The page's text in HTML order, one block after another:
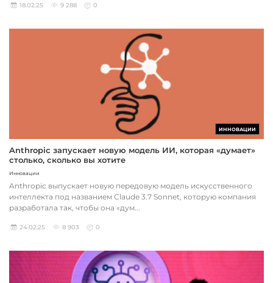
18.02.25 9 288 0
ИННОВАЦИИ
Anthropic запускает новую модель ИИ, которая «думает»
столько, сколько вы хотите
Инновации
Anthropic выпускает новую передовую модель искусственного
интеллекта под названием Claude 3.7 Sonnet, которую компания
разработала так, чтобы она «дум...
24.02.25 8 903 0